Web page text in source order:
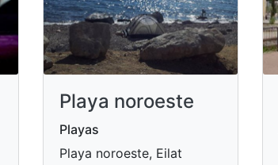
Playa noroeste
Playas
Playa noroeste, Eilat